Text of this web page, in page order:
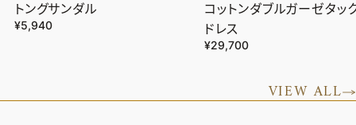
トングサンダル
¥5,940
コットンダブルガーゼタッ
ドレス
¥29,700
VIEW ALL